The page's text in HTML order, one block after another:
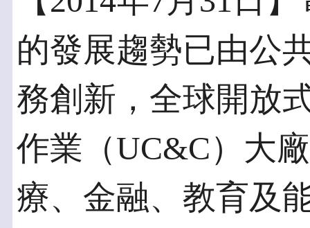
的發展趨勢已由公
務創新，全球開放
作業（UC&C）大
療、金融、教育及